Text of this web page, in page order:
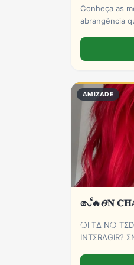
Conheça as
abrangência
AMIZADE
❍I TΔ N❍ TΣDI❍?🥀 ⃟💫
INTΣRΔGIR? ΣNTΔ❍ ΣNTRΔ ΔI QUΣ VΔI SΣR